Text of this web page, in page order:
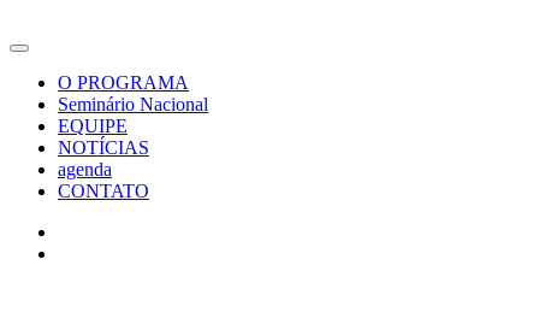
O PROGRAMA
Seminário Nacional
EQUIPE
NOTÍCIAS
agenda
CONTATO